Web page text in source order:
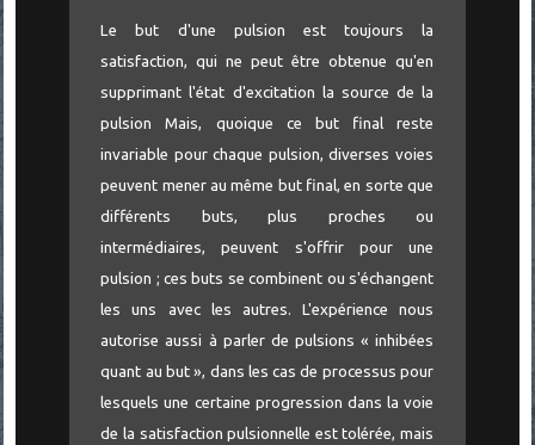
Le but d'une pulsion est toujours la
satisfaction, qui ne peut être obtenue qu'en
supprimant l'état d'excitation la source de la
pulsion Mais, quoique ce but final reste
invariable pour chaque pulsion, diverses voies
peuvent mener au même but final, en sorte que
différents buts, plus proches ou
intermédiaires, peuvent s'offrir pour une
pulsion ; ces buts se combinent ou s'échangent
les uns avec les autres. L'expérience nous
autorise aussi à parler de pulsions « inhibées
quant au but », dans les cas de processus pour
lesquels une certaine progression dans la voie
de la satisfaction pulsionnelle est tolérée, mais